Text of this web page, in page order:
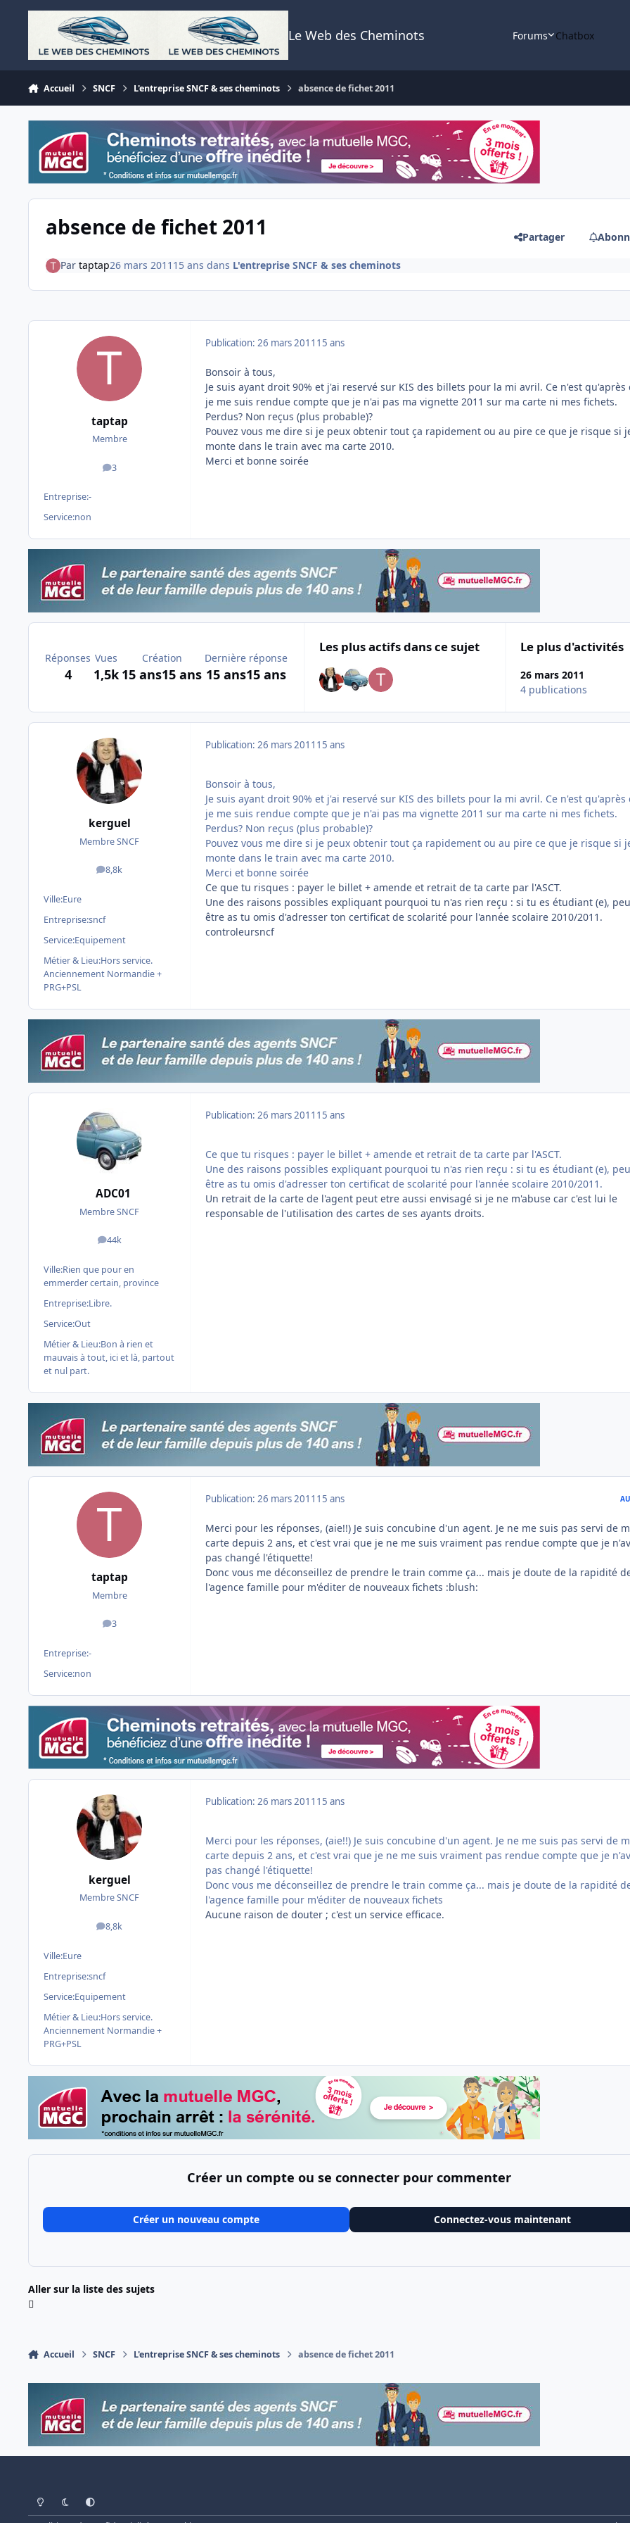
Aller au contenu
Le Web des Cheminots Forums Chatbox
Accueil SNCF L'entreprise SNCF & ses cheminots absence de fichet 2011
absence de fichet 2011 Partager
Par taptap26 mars 2011 15 ans dans L'entreprise SNCF & ses cheminots
taptap
Membre
3
messages
Entreprise:-
Service:non
Publication: 26 mars 2011 15 ans
Bonsoir à tous,
Je suis ayant droit 90% et j'ai reservé sur KIS des billets pour la mi avril. Ce n'est qu'après
je me suis rendue compte que je n'ai pas ma vignette 2011 sur ma carte ni mes fichets.
Perdus? Non reçus (plus probable)?
Pouvez vous me dire si je peux obtenir tout ça rapidement ou au pire ce que je risque si
monte dans le train avec ma carte 2010.
Merci et bonne soirée
Réponses
4
Vues
1,5k
Création
15 ans15 ans
Dernière réponse
15 ans15 ans
Les plus actifs dans ce sujet Le plus d'activités
26 mars 2011
4 publications
kerguel
Membre SNCF
8,8k
messages
Ville:Eure
Entreprise:sncf
Service:Equipement
Métier & Lieu:Hors service.
Anciennement Normandie +
PRG+PSL
Publication: 26 mars 2011 15 ans
Bonsoir à tous,
Je suis ayant droit 90% et j'ai reservé sur KIS des billets pour la mi avril. Ce n'est qu'après
je me suis rendue compte que je n'ai pas ma vignette 2011 sur ma carte ni mes fichets.
Perdus? Non reçus (plus probable)?
Pouvez vous me dire si je peux obtenir tout ça rapidement ou au pire ce que je risque si
monte dans le train avec ma carte 2010.
Merci et bonne soirée
Ce que tu risques : payer le billet + amende et retrait de ta carte par l'ASCT.
Une des raisons possibles expliquant pourquoi tu n'as rien reçu : si tu es étudiant (e),
être as tu omis d'adresser ton certificat de scolarité pour l'année scolaire 2010/2011.
controleursncf
ADC01
Membre SNCF
44k
messages
Ville:Rien que pour en
emmerder certain, province
Entreprise:Libre.
Service:Out
Métier & Lieu:Bon à rien et
mauvais à tout, ici et là, partout
et nul part.
Publication: 26 mars 2011 15 ans
Ce que tu risques : payer le billet + amende et retrait de ta carte par l'ASCT.
Une des raisons possibles expliquant pourquoi tu n'as rien reçu : si tu es étudiant (e),
être as tu omis d'adresser ton certificat de scolarité pour l'année scolaire 2010/2011.
Un retrait de la carte de l'agent peut etre aussi envisagé si je ne m'abuse car c'est lui le
responsable de l'utilisation des cartes de ses ayants droits.
taptap
Membre
3
messages
Entreprise:-
Service:non
Publication: 26 mars 2011 15 ans
Merci pour les réponses, (aie!!) Je suis concubine d'un agent. Je ne me suis pas servi de
carte depuis 2 ans, et c'est vrai que je ne me suis vraiment pas rendue compte que je
pas changé l'étiquette!
Donc vous me déconseillez de prendre le train comme ça... mais je doute de la rapidité
l'agence famille pour m'éditer de nouveaux fichets :blush:
kerguel
Membre SNCF
8,8k
messages
Ville:Eure
Entreprise:sncf
Service:Equipement
Métier & Lieu:Hors service.
Anciennement Normandie +
PRG+PSL
Publication: 26 mars 2011 15 ans
Merci pour les réponses, (aie!!) Je suis concubine d'un agent. Je ne me suis pas servi de
carte depuis 2 ans, et c'est vrai que je ne me suis vraiment pas rendue compte que je
pas changé l'étiquette!
Donc vous me déconseillez de prendre le train comme ça... mais je doute de la rapidité
l'agence famille pour m'éditer de nouveaux fichets
Aucune raison de douter ; c'est un service efficace.
Créer un compte ou se connecter pour commenter
Créer un nouveau compte Connectez-vous maintenant
Aller sur la liste des sujets
Accueil SNCF L'entreprise SNCF & ses cheminots absence de fichet 2011
Light ModeDark ModeSystem Preference